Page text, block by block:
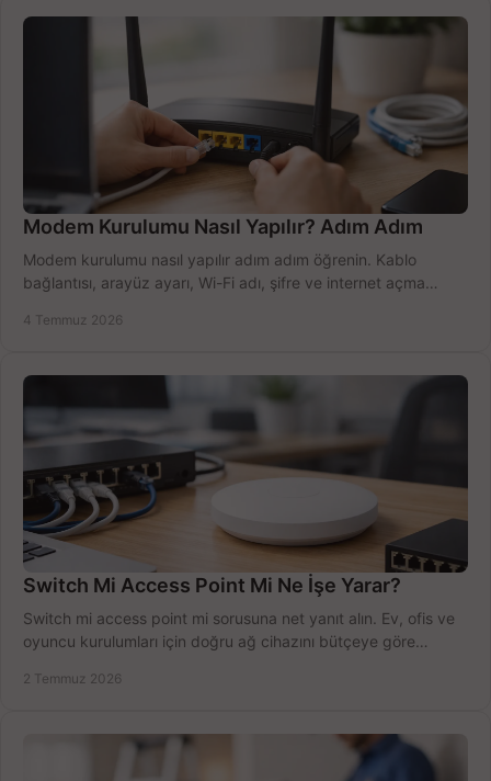
Modem Kurulumu Nasıl Yapılır? Adım Adım
Modem kurulumu nasıl yapılır adım adım öğrenin. Kablo
bağlantısı, arayüz ayarı, Wi-Fi adı, şifre ve internet açma
4 Temmuz 2026
Switch Mi Access Point Mi Ne İşe Yarar?
Switch mi access point mi sorusuna net yanıt alın. Ev, ofis ve
oyuncu kurulumları için doğru ağ cihazını bütçeye göre
2 Temmuz 2026